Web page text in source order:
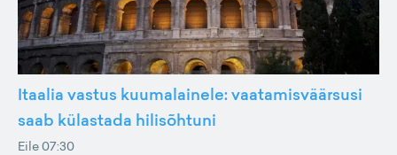
Itaalia vastus kuumalainele: vaatamisväärsusi
saab külastada hilisõhtuni
Eile 07:30